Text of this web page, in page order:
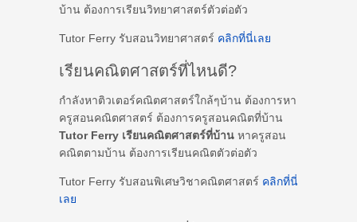
บ้าน ต้องการเรียนวิทยาศาสตร์ตัวต่อตัว
Tutor Ferry รับสอนวิทยาศาสตร์ คลิกที่นี่เลย
เรียนคณิตศาสตร์ที่ไหนดี?
กำลังหาติวเตอร์คณิตศาสตร์ใกล้ๆบ้าน ต้องการหา
ครูสอนคณิตศาสตร์ ต้องการครูสอนคณิตที่บ้าน
Tutor Ferry เรียนคณิตศาสตร์ที่บ้าน หาครูสอน
คณิตตามบ้าน ต้องการเรียนคณิตตัวต่อตัว
Tutor Ferry รับสอนพิเศษวิชาคณิตศาสตร์ คลิกที่นี่
เลย